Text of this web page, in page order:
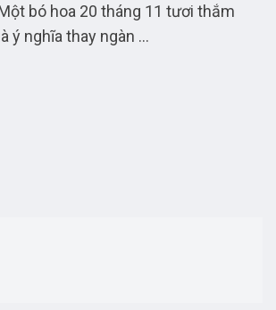
bó hoa 20 tháng 11 tươi thắm
ý nghĩa thay ngàn ...